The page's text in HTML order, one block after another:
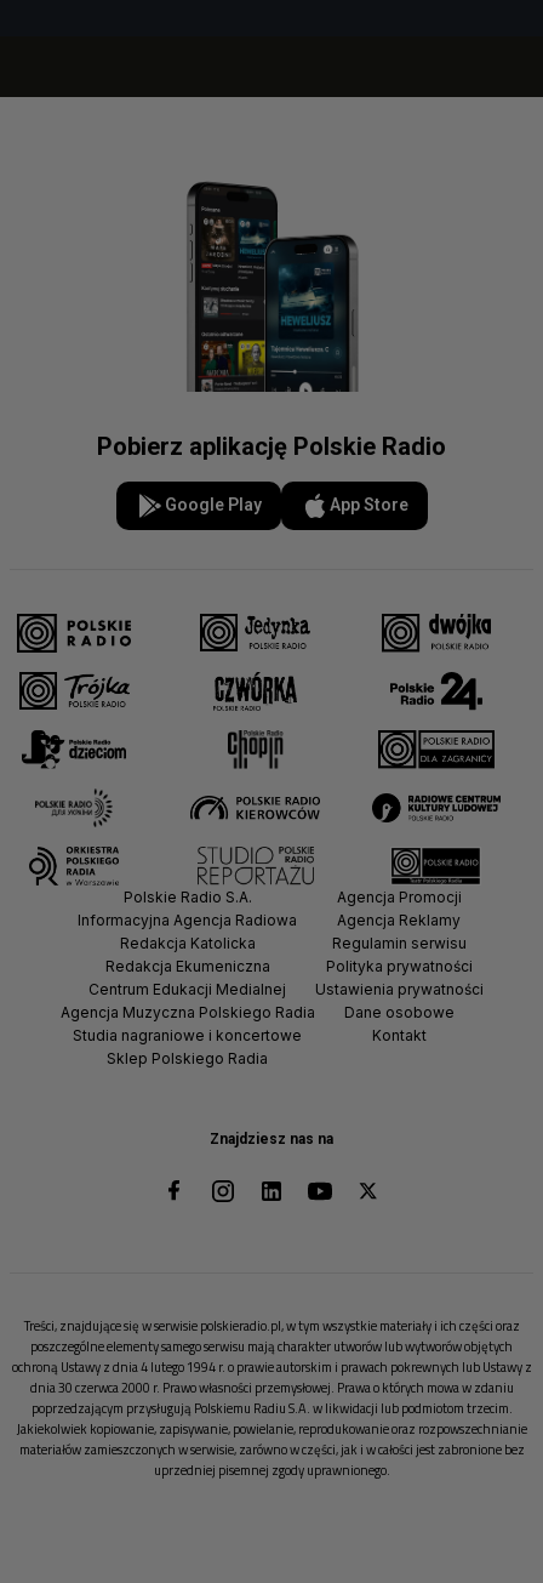
Pobierz aplikację Polskie Radio
Google Play App Store
Znajdziesz nas na
Polskie Radio S.A.
Informacyjna Agencja Radiowa
Redakcja Katolicka
Redakcja Ekumeniczna
Centrum Edukacji Medialnej
Agencja Muzyczna Polskiego Radia
Studia nagraniowe i koncertowe
Sklep Polskiego Radia
Agencja Promocji
Agencja Reklamy
Regulamin serwisu
Polityka prywatności
Ustawienia prywatności
Dane osobowe
Kontakt
Treści, znajdujące się w serwisie polskieradio.pl, w tym wszystkie materiały i ich części oraz
poszczególne elementy samego serwisu mają charakter utworów lub wytworów objętych
ochroną Ustawy z dnia 4 lutego 1994 r. o prawie autorskim i prawach pokrewnych lub Ustawy z
dnia 30 czerwca 2000 r. Prawo własności przemysłowej. Prawa o których mowa w zdaniu
poprzedzającym przysługują Polskiemu Radiu S.A. w likwidacji lub podmiotom trzecim.
Jakiekolwiek kopiowanie, zapisywanie, powielanie, reprodukowanie oraz rozpowszechnianie
materiałów zamieszczonych w serwisie, zarówno w części, jak i w całości jest zabronione bez
uprzedniej pisemnej zgody uprawnionego.